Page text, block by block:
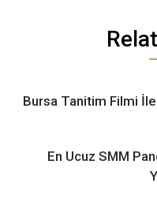
Bursa Tanitim Filmi
En Ucuz SMM